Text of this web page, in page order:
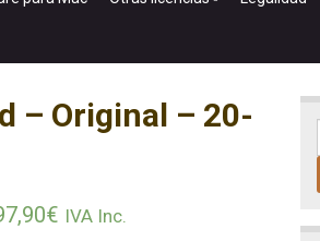
– Original – 20-
€ Rango de precios: desde
IVA Inc.